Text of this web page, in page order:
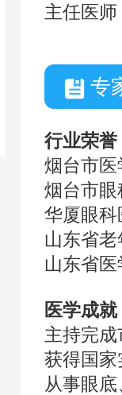
主任医师
专
行业荣誉
烟台市
烟台市
华厦眼
山东省
山东省
医学成就
主持完
获得国
从事眼